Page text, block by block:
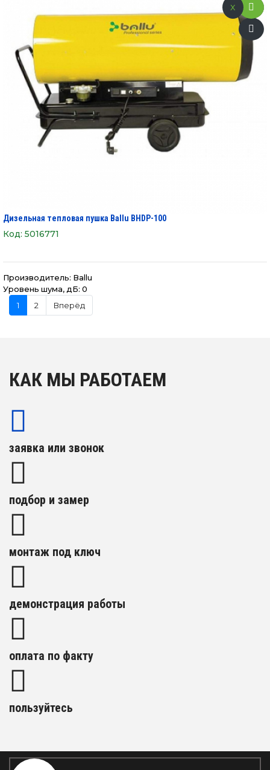
Дизельная тепловая пушка Ballu BHDP-100
Код: 5016771
x
Производитель: Ballu
Уровень шума, дБ: 0
1 2 Вперёд
КАК МЫ РАБОТАЕМ
заявка или звонок
подбор и замер
монтаж под ключ
демонстрация работы
оплата по факту
пользуйтесь